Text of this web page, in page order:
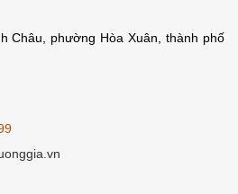
Châu, phường Hòa Xuân, thành phố